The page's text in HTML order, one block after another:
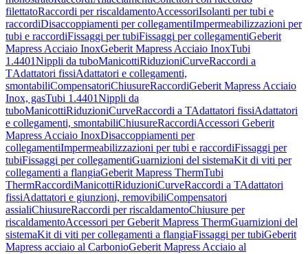
filettatoRaccordi per riscaldamentoAccessoriIsolanti per tubi e
raccordiDisaccoppiamenti per collegamentiImpermeabilizzazioni per
tubi e raccordiFissaggi per tubiFissaggi per collegamentiGeberit
Mapress Acciaio InoxGeberit Mapress Acciaio InoxTubi
1.4401Nippli da tuboManicottiRiduzioniCurveRaccordi a
TAdattatori fissiAdattatori e collegamenti,
smontabiliCompensatoriChiusureRaccordiGeberit Mapress Acciaio
Inox, gasTubi 1.4401Nippli da
tuboManicottiRiduzioniCurveRaccordi a TAdattatori fissiAdattatori
e collegamenti, smontabiliChiusureRaccordiAccessori Geberit
Mapress Acciaio InoxDisaccoppiamenti per
collegamentiImpermeabilizzazioni per tubi e raccordiFissaggi per
tubiFissaggi per collegamentiGuarnizioni del sistemaKit di viti per
collegamenti a flangiaGeberit Mapress ThermTubi
ThermRaccordiManicottiRiduzioniCurveRaccordi a TAdattatori
fissiAdattatori e giunzioni, removibiliCompensatori
assialiChiusureRaccordi per riscaldamentoChiusure per
riscaldamentoAccessori per Geberit Mapress ThermGuarnizioni del
sistemaKit di viti per collegamenti a flangiaFissaggi per tubiGeberit
Mapress acciaio al CarbonioGeberit Mapress Acciaio al